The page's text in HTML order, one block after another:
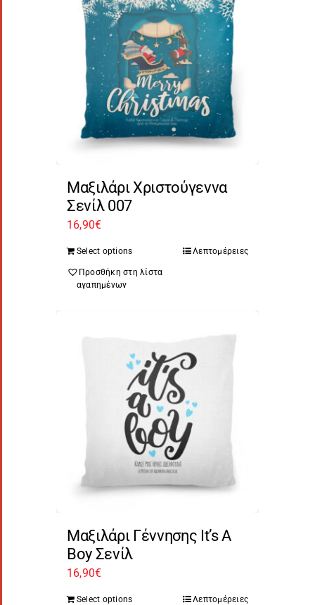
Μαξιλάρι Χριστούγεννα
Σενίλ 007
16,90€
Select options Λεπτομέρειες
Προσθήκη στη λίστα
αγαπημένων
Μαξιλάρι Γέννησης It’s A
Boy Σενίλ
16,90€
Select options Λεπτομέρειες